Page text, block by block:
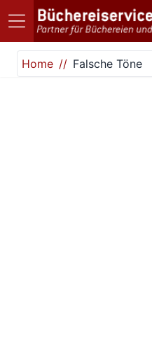
Direkt zum Inhalt
Home
Falsche Töne